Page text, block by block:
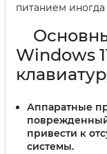
питанием
Windows
Аппаратные
поврежденный
привести к
системы.